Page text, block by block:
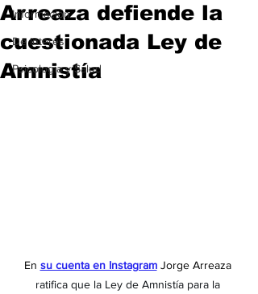
Información
De interés
Psicología y Salud
Arreaza defiende la
cuestionada Ley de
Amnistía
En su cuenta en Instagram Jorge Arreaza
ratifica que la Ley de Amnistía para la